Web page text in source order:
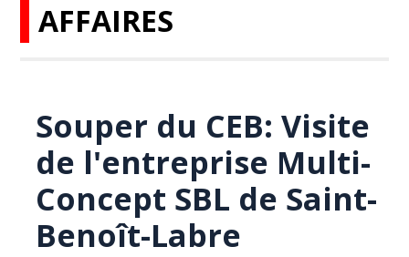
AFFAIRES
Souper du CEB: Visite
de l'entreprise Multi-
Concept SBL de Saint-
Benoît-Labre